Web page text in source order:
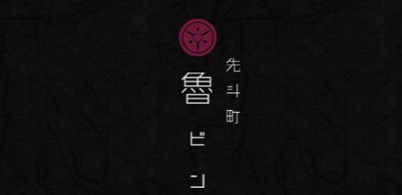
京都・先斗町の京料理・和食
「魯ビン（ろびん）」の公式ブ
京都・先斗町の京町家で美味しい季節
の京料理・和食が自慢の「魯ビン（ろ
びん）」がお店からのお知らせや、お
料理について最新情報をおとどけしま